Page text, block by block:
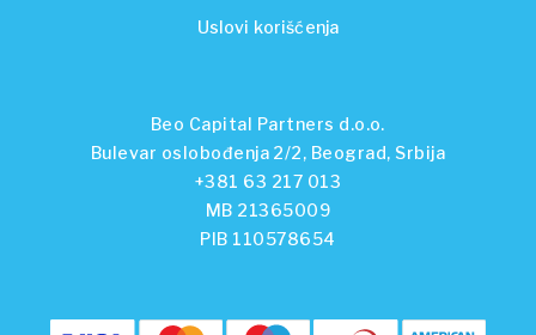
Uslovi korišćenja
Beo Capital Partners d.o.o.
Bulevar oslobođenja 2/2, Beograd, Srbija
+381 63 217 013
MB 21365009
PIB 110578654